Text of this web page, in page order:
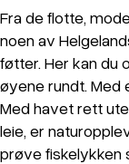
Fra de flotte,
noen av
føtter. Her kan du
øyene rundt. Med
Med havet rett
leie, er
prøve fiskelykken